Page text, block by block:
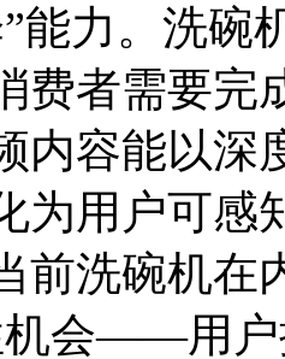
能力。洗碗
费者需要完
内容能以深
为用户可感
前洗碗机在
机会——用户